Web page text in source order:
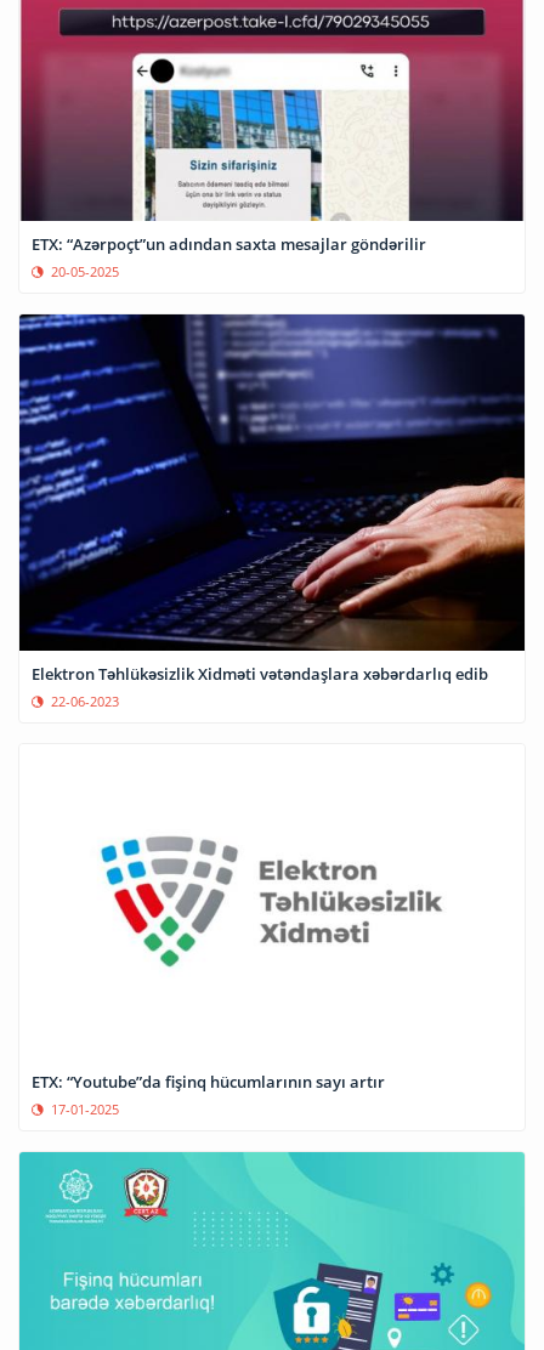
ETX: “Azərpoçt”un adından saxta mesajlar göndərilir
20-05-2025
Elektron Təhlükəsizlik Xidməti vətəndaşlara xəbərdarlıq edib
22-06-2023
ETX: “Youtube”da fişinq hücumlarının sayı artır
17-01-2025